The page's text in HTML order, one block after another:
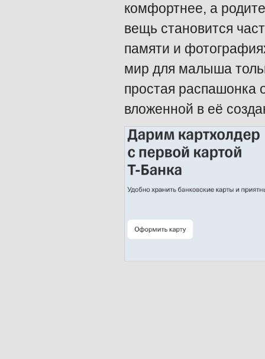
комфортнее, а
вещь становится
памяти и
мир для малыша
простая распашонка
вложенной в её